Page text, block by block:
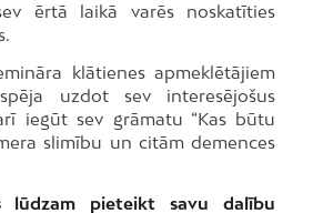
ērtā laikā varēs noskatīties
klātienes apmeklētājiem
uzdot sev interesējošus
iegūt sev grāmatu “Kas būtu
slimību un citām demences
lūdzam pieteikt savu dalību